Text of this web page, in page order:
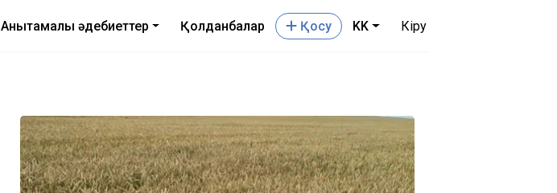
Анықтамалық әдебиеттер Қолданбалар Қосу KK Кіру